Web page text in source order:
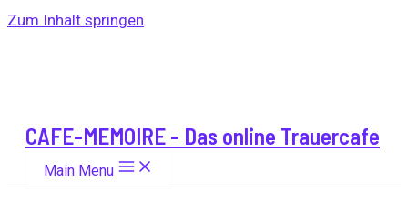
Zum Inhalt springen
CAFE-MEMOIRE - Das online Trauercafe
Main Menu